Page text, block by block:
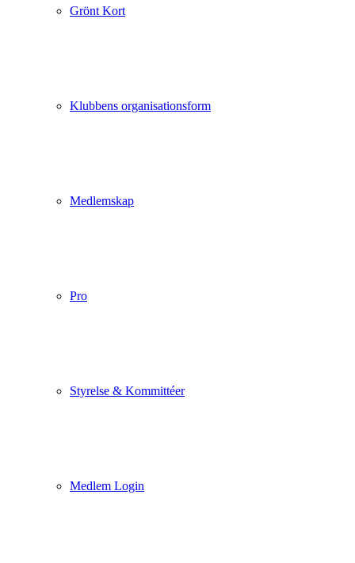
Grönt Kort
Klubbens organisationsform
Medlemskap
Pro
Styrelse & Kommittéer
Medlem Login